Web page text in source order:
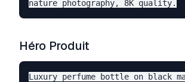
Héro Produit
Luxury perfume bottle on black